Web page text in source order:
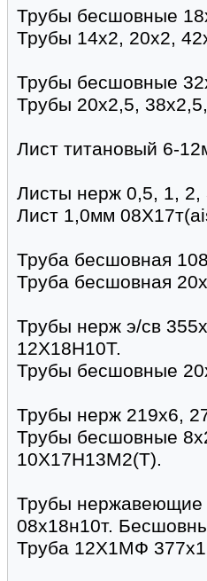
Трубы бесшовные
Трубы 14х2, 20х2,
Трубы бесшовные
Трубы 20х2,5,
Лист титановый 6-
Листы нерж 0,5, 1,
Лист 1,0мм
Труба бесшовная
Труба бесшовная
Трубы нерж э/св
12Х18Н10Т.
Трубы бесшовные
Трубы нерж 219х6,
Трубы бесшовные
10Х17Н13М2(Т).
Трубы нержавеющие
08х18н10т.
Труба 12Х1МФ